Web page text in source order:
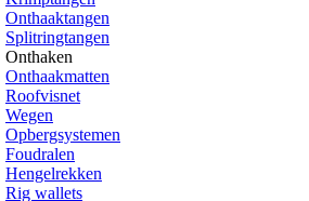
Onthaaktangen
Splitringtangen
Onthaken
Onthaakmatten
Roofvisnet
Wegen
Opbergsystemen
Foudralen
Hengelrekken
Rig wallets